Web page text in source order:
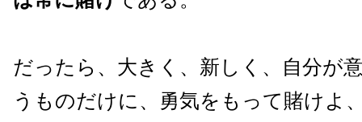
だったら、大きく、新しく、自分が
うものだけに、勇気をもって賭けよ